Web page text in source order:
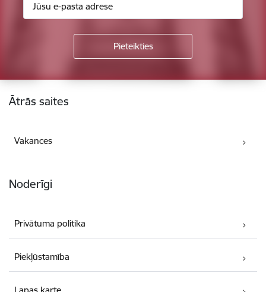
Kājene
Ātrās saites
Vakances
Noderīgi
Privātuma politika
Piekļūstamība